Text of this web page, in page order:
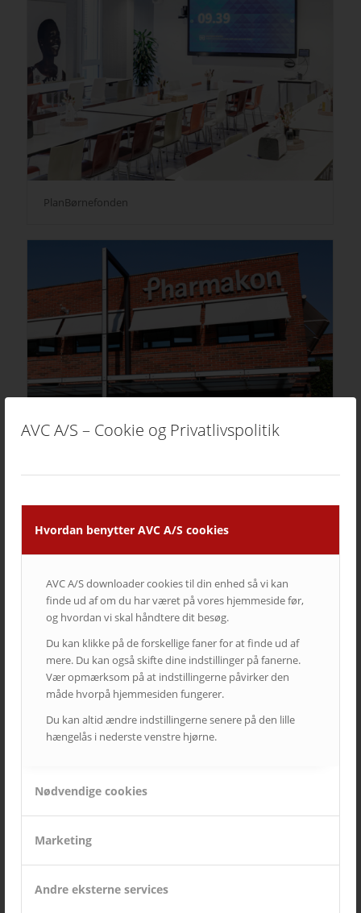
AVC A/S – Cookie og Privatlivspolitik
Hvordan benytter AVC A/S cookies
AVC A/S downloader cookies til din enhed så vi kan
finde ud af om du har været på vores hjemmeside før,
og hvordan vi skal håndtere dit besøg.
Du kan klikke på de forskellige faner for at finde ud af
mere. Du kan også skifte dine indstillinger på fanerne.
Vær opmærksom på at indstillingerne påvirker den
måde hvorpå hjemmesiden fungerer.
Du kan altid ændre indstillingerne senere på den lille
hængelås i nederste venstre hjørne.
Nødvendige cookies
Marketing
Andre eksterne services
PlanBørnefonden
Pharmakon
OK a.m.b.a.